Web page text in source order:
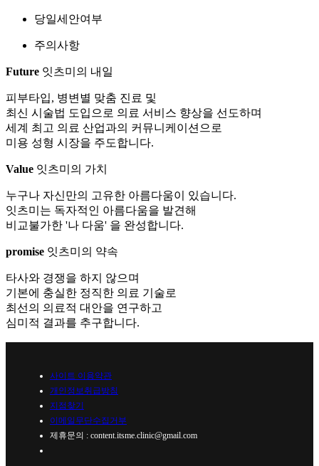
당일세안여부
주의사항
Future 잇츠미의 내일
피부타입, 병변별 맞춤 진료 및
최신 시술법 도입으로 의료 서비스 향상을 선도하며
세계 최고 의료 산업과의 커뮤니케이션으로
미용 성형 시장을 주도합니다.
Value 잇츠미의 가치
누구나 자신만의 고유한 아름다움이 있습니다.
잇츠미는 독자적인 아름다움을 발견해
비교불가한 '나 다움' 을 완성합니다.
promise 잇츠미의 약속
타사와 경쟁을 하지 않으며
기본에 충실한 정직한 의료 기술로
최선의 의료적 대안을 연구하고
심미적 결과를 추구합니다.
사이트 이용약관
개인정보취급방침
지점찾기
이메일무단수집거부
제휴문의 : content.itsme.clinic@gmail.com